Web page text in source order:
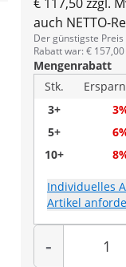
auch NETTO-
Der günstigste
Rabatt war: € 157,00
Mengenrabatt
Stk.
3+
5+
10+
Individuelles
Artikel
-